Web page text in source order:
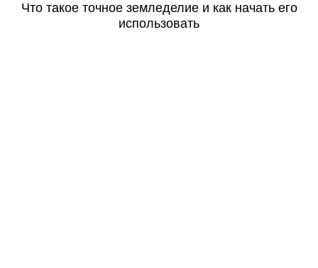
Что такое точное земледелие и как начать его
использовать